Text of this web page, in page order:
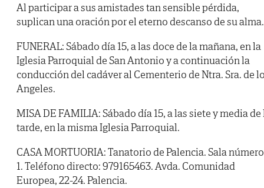
Al participar a sus amistades tan sensible pérdida,
suplican una oración por el eterno descanso de su alma.
FUNERAL: Sábado día 15, a las doce de la mañana, en la
Iglesia Parroquial de San Antonio y a continuación la
conducción del cadáver al Cementerio de Ntra. Sra. de
Angeles.
MISA DE FAMILIA: Sábado día 15, a las siete y media de
tarde, en la misma Iglesia Parroquial.
CASA MORTUORIA: Tanatorio de Palencia. Sala número
1. Teléfono directo: 979165463. Avda. Comunidad
Europea, 22-24. Palencia.